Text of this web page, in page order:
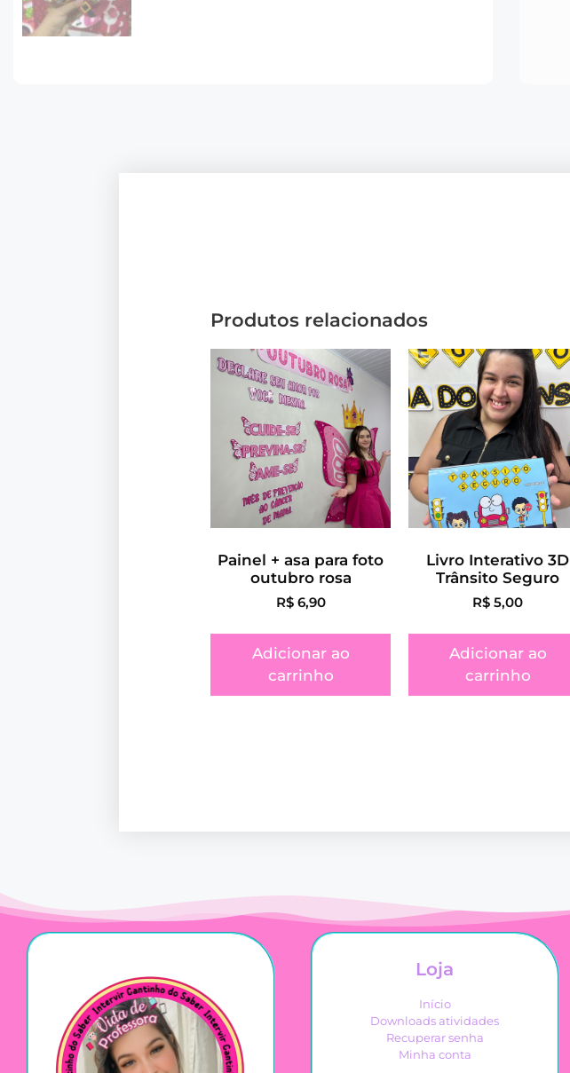
Produtos relacionados
Painel + asa para foto
outubro rosa
R$6,90
Adicionar ao
carrinho
Livro Interativo 3D
Trânsito Seguro
R$ 5,00
Adicionar ao
carrinho
Loja
Início
Downloads atividades
Recuperar senha
Minha conta